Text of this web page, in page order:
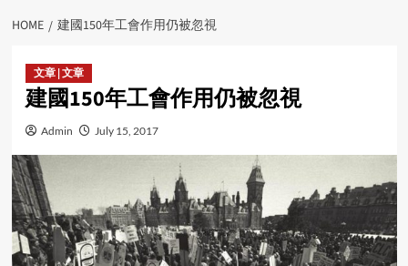
HOME 建國150年工會作用仍被忽視
文章 | 文章
建國150年工會作用仍被忽視
Admin July 15, 2017